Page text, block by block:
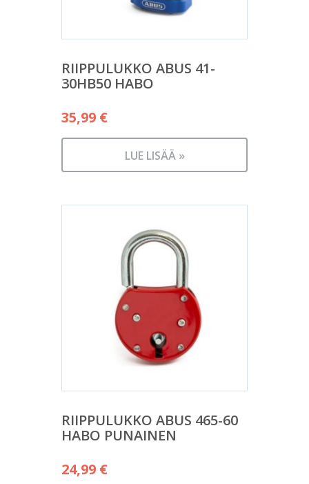
RIIPPULUKKO ABUS 41-
30HB50 HABO
35,99 €
LUE LISÄÄ »
RIIPPULUKKO ABUS 465-60
HABO PUNAINEN
24,99 €